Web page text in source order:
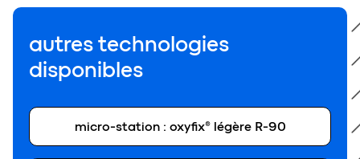
autres technologies
disponibles
micro-station : oxyfix® légère R-90